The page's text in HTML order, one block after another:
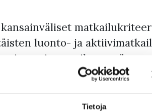
Tietoja
luonto- ja
paikan myös